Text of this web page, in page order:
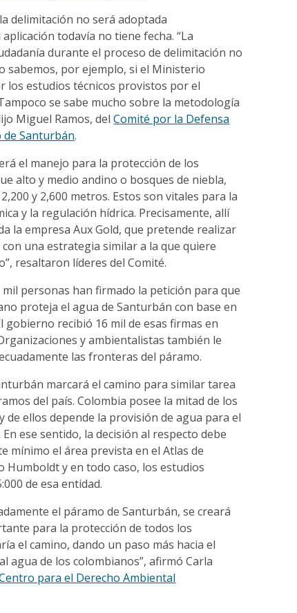
delimitación no será adoptada
todavía no tiene fecha. “La
durante el proceso de delimitación no
sabemos, por ejemplo, si el Ministerio
los estudios técnicos provistos por el
se sabe mucho sobre la metodología
Miguel Ramos, delComité por la Defensa
de Santurbán.
el manejo para la protección de los
alto y medio andino o bosques de niebla,
y 2,600 metros. Estos son vitales para la
y la regulación hídrica. Precisamente, allí
la empresa Aux Gold, que pretende realizar
una estrategia similar a la que quiere
resaltaron líderes del Comité.
mil personas han firmado la petición para que
proteja el agua de Santurbán con base en
gobierno recibió 16 mil de esas firmas en
y ambientalistas también le
las fronteras del páramo.
marcará el camino para similar tarea
del país. Colombia posee la mitad de los
de ellos depende la provisión de agua para el
ese sentido, la decisión al respecto debe
mínimo el área prevista en el Atlas de
Humboldt y en todo caso, los estudios
de esa entidad.
el páramo de Santurbán, se creará
para la protección de todos los
el camino, dando un paso más hacia el
agua de los colombianos”, afirmó Carla
para el Derecho Ambiental